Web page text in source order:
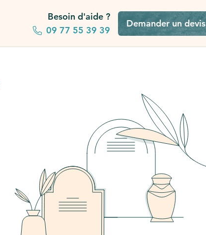
Besoin d'aide ?
09 77 55 39 39
Demander un devis